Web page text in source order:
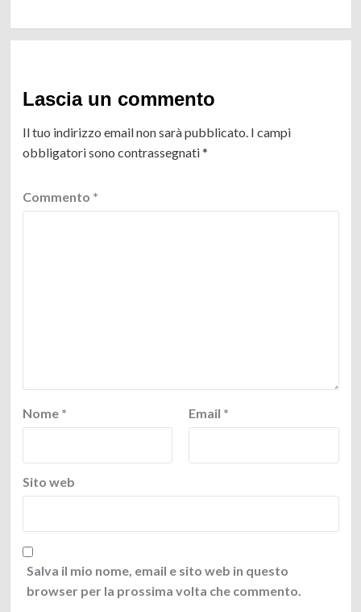
Lascia un commento
Il tuo indirizzo email non sarà pubblicato. I campi
obbligatori sono contrassegnati*
Commento *
Nome * Email *
Sito web
Salva il mio nome, email e sito web in questo
browser per la prossima volta che commento.